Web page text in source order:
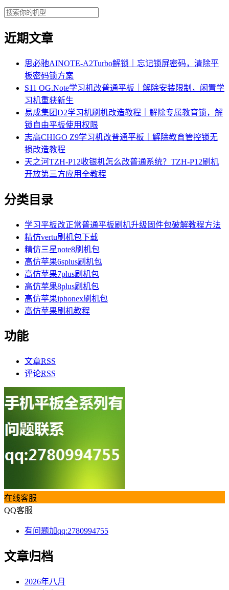
近期文章
思必驰AINOTE‑A2Turbo解锁｜忘记锁屏密码，清除平
板密码锁方案
S11 OG.Note学习机改普通平板｜解除安装限制，闲置学
习机重获新生
易成集团D2学习机刷机改造教程｜解除专属教育锁，解
锁自由平板使用权限
志高CHIGO Z9学习机改普通平板｜解除教育管控锁无
损改造教程
天之河TZH-P12收银机怎么改普通系统？TZH-P12刷机
开放第三方应用全教程
分类目录
学习平板改正常普通平板刷机升级固件包破解教程方法
精仿vertu刷机包下载
精仿三星note8刷机包
高仿苹果6splus刷机包
高仿苹果7plus刷机包
高仿苹果8plus刷机包
高仿苹果iphonex刷机包
高仿苹果刷机教程
功能
文章RSS
评论RSS
在线客服
QQ客服
有问题加qq:2780994755
文章归档
2026年八月